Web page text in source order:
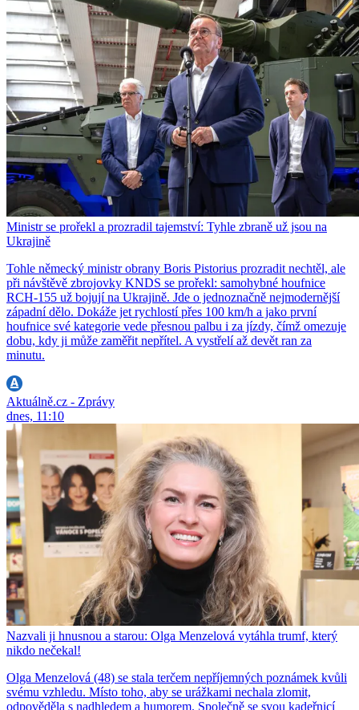
Ministr se prořekl a prozradil tajemství: Tyhle zbraně už jsou na
Ukrajině
Tohle německý ministr obrany Boris Pistorius prozradit nechtěl, ale
při návštěvě zbrojovky KNDS se prořekl: samohybné houfnice
RCH-155 už bojují na Ukrajině. Jde o jednoznačně nejmodernější
západní dělo. Dokáže jet rychlostí přes 100 km/h a jako první
houfnice své kategorie vede přesnou palbu i za jízdy, čímž omezuje
dobu, kdy ji může zaměřit nepřítel. A vystřelí až devět ran za
minutu.
Aktuálně.cz - Zprávy
dnes, 11:10
Nazvali ji hnusnou a starou: Olga Menzelová vytáhla trumf, který
nikdo nečekal!
Olga Menzelová (48) se stala terčem nepříjemných poznámek kvůli
svému vzhledu. Místo toho, aby se urážkami nechala zlomit,
odpověděla s nadhledem a humorem. Společně se svou kadeřnicí